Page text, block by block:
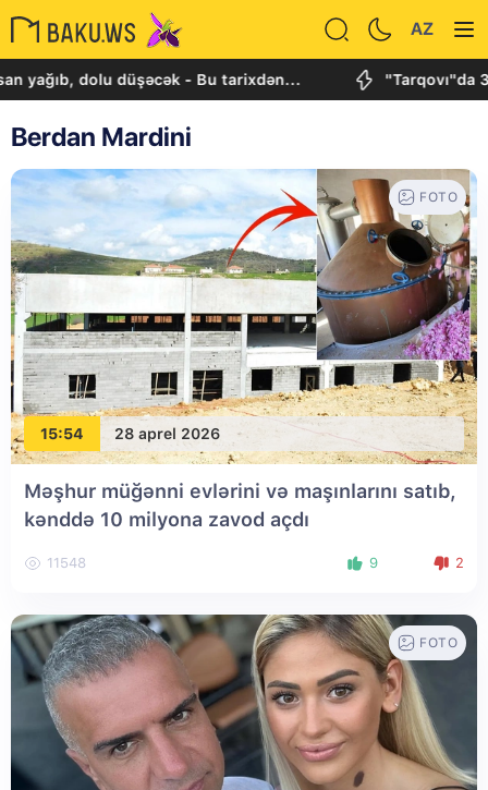
AZ
yağıb, dolu düşəcək - Bu tarixdən... "Tarqovı"da 3
Berdan Mardini
15:54 28 aprel 2026
FOTO
Məşhur müğənni evlərini və maşınlarını satıb,
kənddə 10 milyona zavod açdı
11548 9 2
FOTO